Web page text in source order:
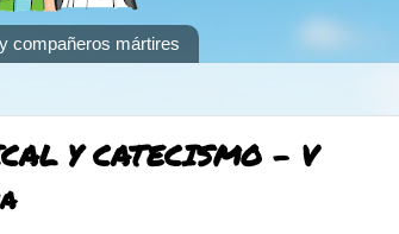
compañeros mártires
Y CATECISMO - V